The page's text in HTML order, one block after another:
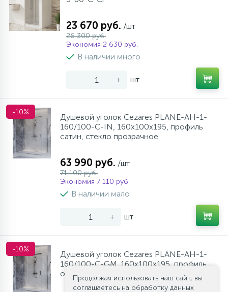
23 670 руб. /шт
26 300 руб.
Экономия 2 630 руб.
В наличии много
- + шт
-10%
Душевой уголок Cezares PLANE-AH-1-
160/100-C-IN, 160х100х195, профиль
сатин, стекло прозрачное
63 990 руб. /шт
71 100 руб.
Экономия 7 110 руб.
В наличии мало
- + шт
-10%
Душевой уголок Cezares PLANE-AH-1-
160/100-C-GM, 160х100х195, профиль
оружейная сталь, стекло прозрачное
Продолжая использовать наш сайт, вы
соглашаетесь на обработку данных